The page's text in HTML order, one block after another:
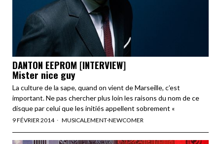
DANTON EEPROM [INTERVIEW]
Mister nice guy
La culture de la sape, quand on vient de Marseille, c’est
important. Ne pas chercher plus loin les raisons du nom de ce
disque par celui que les initiés appellent sobrement «
9 FÉVRIER 2014 MUSICALEMENT·NEWCOMER